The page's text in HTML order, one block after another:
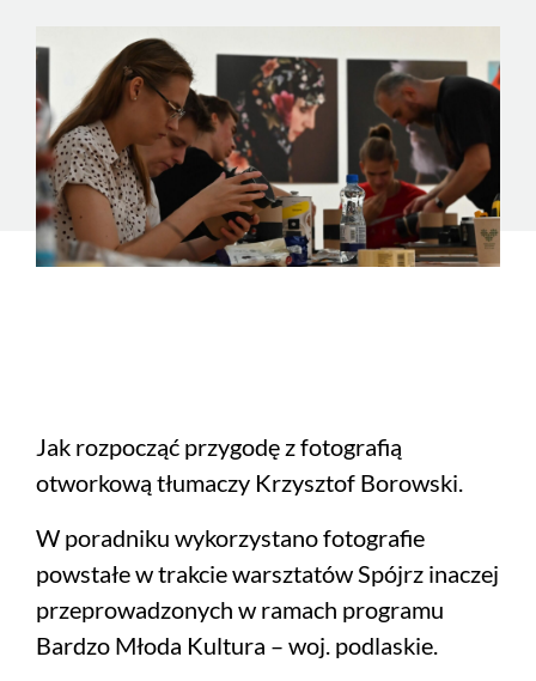
Jak rozpocząć przygodę z fotografią
otworkową tłumaczy Krzysztof Borowski.
W poradniku wykorzystano fotografie
powstałe w trakcie warsztatów Spójrz inaczej
przeprowadzonych w ramach programu
Bardzo Młoda Kultura – woj. podlaskie.